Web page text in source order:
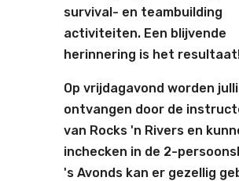
survival- en teambuilding
activiteiten. Een blijvende
herinnering is het
Op vrijdagavond worden
ontvangen door de
van Rocks 'n Rivers en
inchecken in de 2-
's Avonds kan er gezellig